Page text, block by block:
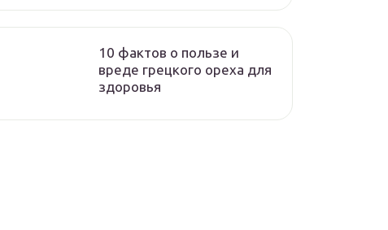
10 фактов о пользе и
вреде грецкого ореха для
здоровья